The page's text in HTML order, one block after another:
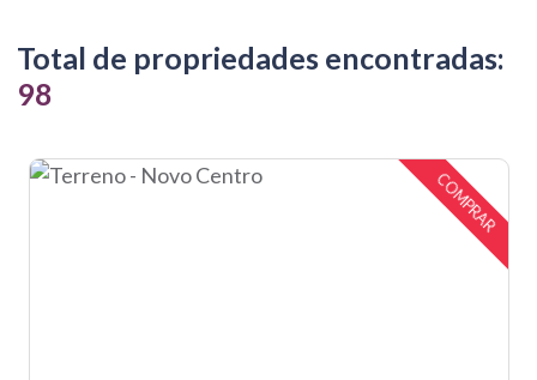
Total de propriedades encontradas:
98
COMPRAR